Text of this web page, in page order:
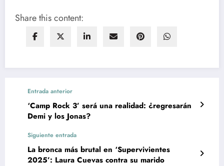
Share this content:
Entrada anterior
‘Camp Rock 3’ será una realidad: ¿regresarán
Demi y los Jonas?
Siguiente entrada
La bronca más brutal en ‘Supervivientes
2025’: Laura Cuevas contra su marido